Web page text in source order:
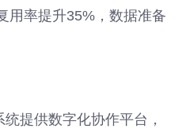
用率提升35%，数据准备
提供数字化协作平台，